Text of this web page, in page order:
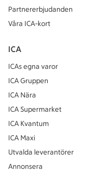
Partnererbjudanden
Våra ICA-kort
ICA
ICAs egna varor
ICA Gruppen
ICA Nära
ICA Supermarket
ICA Kvantum
ICA Maxi
Utvalda leverantörer
Annonsera